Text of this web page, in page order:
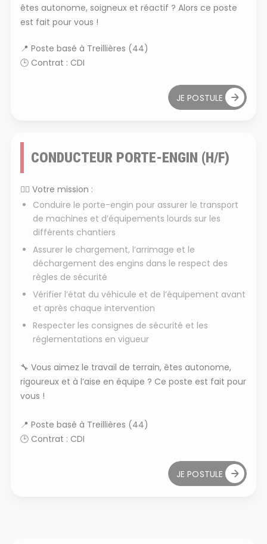
êtes autonome, soigneux et réactif ? Alors ce poste
est fait pour vous !
📍 Poste basé à Treillières (44)
🕒Contrat : CDI
JE POSTULE
CONDUCTEUR PORTE-ENGIN (H/F)
👷 Votre mission :
Conduire le porte-engin pour assurer le transport
de machines et d’équipements lourds sur les
différents chantiers
Assurer le chargement, l’arrimage et le
déchargement des engins dans le respect des
règles de sécurité
Vérifier l’état du véhicule et de l’équipement avant
et après chaque intervention
Respecter les consignes de sécurité et les
réglementations en vigueur
🔧 Vous aimez le travail de terrain, êtes autonome,
rigoureux et à l’aise en équipe ? Ce poste est fait pour
vous !
📍 Poste basé à Treillières (44)
🕒Contrat : CDI
JE POSTULE